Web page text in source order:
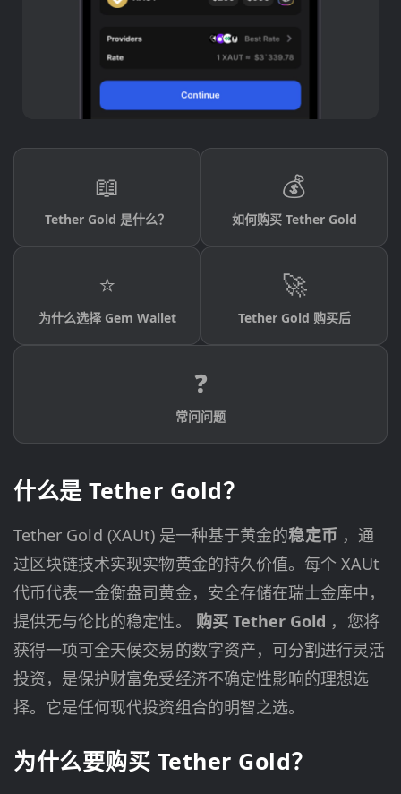
📖
Tether Gold 是什么？
💰
如何购买 Tether Gold
⭐
为什么选择 Gem Wallet
🚀
Tether Gold 购买后
❓
常问问题
什么是 Tether Gold？
Tether Gold (XAUt) 是一种基于黄金的稳定币，通
过区块链技术实现实物黄金的持久价值。每个 XAUt
代币代表一金衡盎司黄金，安全存储在瑞士金库中，
提供无与伦比的稳定性。 购买 Tether Gold ，您将
获得一项可全天候交易的数字资产，可分割进行灵活
投资，是保护财富免受经济不确定性影响的理想选
择。它是任何现代投资组合的明智之选。
为什么要购买 Tether Gold？